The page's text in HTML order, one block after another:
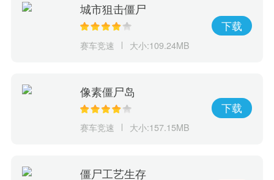
城市狙击僵尸
赛车竞速 大小:109.24MB
下载
像素僵尸岛
赛车竞速 大小:157.15MB
下载
僵尸工艺生存